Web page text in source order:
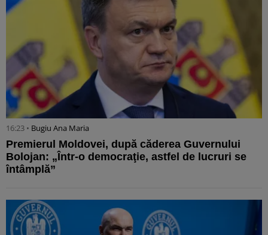
16:23 • Bugiu ⁠Ana Maria
Premierul Moldovei, după căderea Guvernului
Bolojan: „Într-o democraţie, astfel de lucruri se
întâmplă”